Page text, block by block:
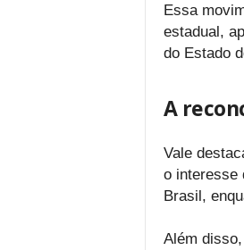
Essa
estadual,
do Estado
A
Vale
o interesse
Brasil,
Além